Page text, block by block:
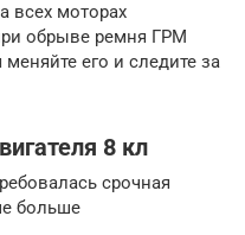
всех моторах
обрыве ремня ГРМ
его и следите за
8 кл
срочная
больше